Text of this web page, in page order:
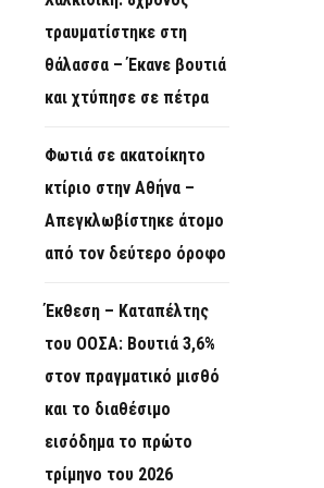
M
τραυματίστηκε στη
θάλασσα – Έκανε βουτιά
και χτύπησε σε πέτρα
Φωτιά σε ακατοίκητο
κτίριο στην Αθήνα –
Απεγκλωβίστηκε άτομο
από τον δεύτερο όροφο
Έκθεση – Καταπέλτης
του ΟΟΣΑ: Βουτιά 3,6%
στον πραγματικό μισθό
και το διαθέσιμο
εισόδημα το πρώτο
τρίμηνο του 2026